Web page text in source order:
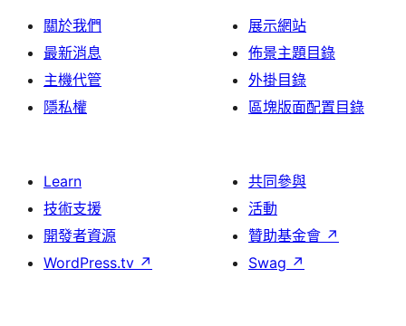
關於我們
最新消息
主機代管
隱私權
展示網站
佈景主題目錄
外掛目錄
區塊版面配置目錄
Learn
技術支援
開發者資源
WordPress.tv ↗
共同參與
活動
贊助基金會 ↗
Swag ↗